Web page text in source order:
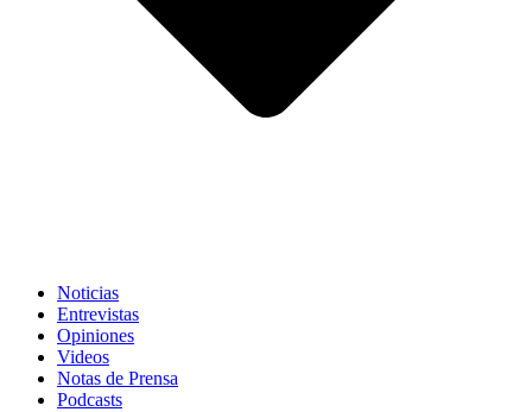
Noticias
Entrevistas
Opiniones
Videos
Notas de Prensa
Podcasts